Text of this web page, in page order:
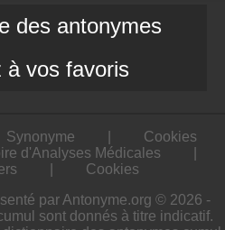
des antonymes
à vos favoris
Synonyme
Cookies
d'Analyses Médicales
Cookies
par Antonyme.org © 2026 -
sont donnés à titre indicatif.